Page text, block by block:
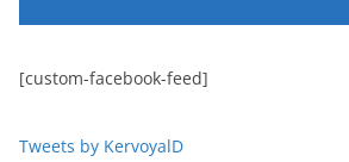
[custom-facebook-feed]
Tweets by KervoyalD